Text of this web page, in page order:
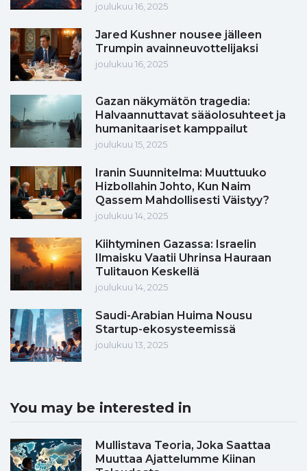
joulukuu 16, 2025
Jared Kushner nousee jälleen
Trumpin avainneuvottelijaksi
joulukuu 16, 2025
Gazan näkymätön tragedia:
Halvaannuttavat sääolosuhteet ja
humanitaariset kamppailut
joulukuu 15, 2025
Iranin Suunnitelma: Muuttuuko
Hizbollahin Johto, Kun Naim
Qassem Mahdollisesti Väistyy?
joulukuu 14, 2025
Kiihtyminen Gazassa: Israelin
Ilmaisku Vaatii Uhrinsa Hauraan
Tulitauon Keskellä
joulukuu 14, 2025
Saudi-Arabian Huima Nousu
Startup-ekosysteemissä
joulukuu 13, 2025
You may be interested in
Mullistava Teoria, Joka Saattaa
Muuttaa Ajattelumme Kiinan